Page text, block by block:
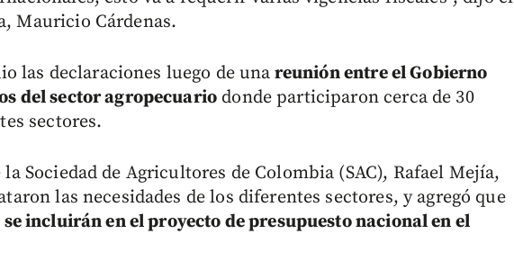
Mauricio Cárdenas.
las declaraciones luego de una reunión entre el Gobierno
del sector agropecuario donde participaron cerca de 30
sectores.
Sociedad de Agricultores de Colombia (SAC), Rafael Mejía,
las necesidades de los diferentes sectores, y agregó que
se incluirán en el proyecto de presupuesto nacional en el